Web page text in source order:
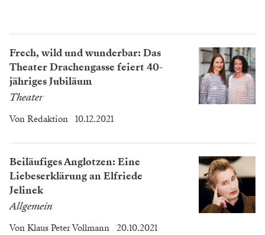
Frech, wild und wunderbar: Das
Theater Drachengasse feiert 40-
jähriges Jubiläum
Theater
Von Redaktion 10.12.2021
Beiläufiges Anglotzen: Eine
Liebeserklärung an Elfriede
Jelinek
Allgemein
Von Klaus Peter Vollmann 20.10.2021